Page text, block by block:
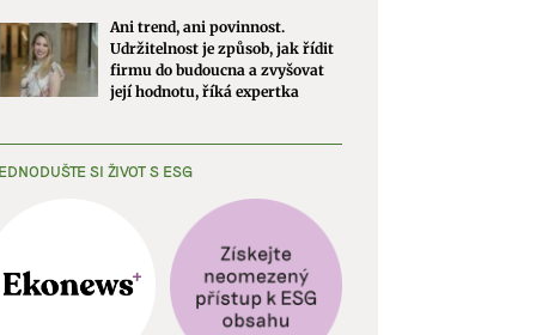
Ani trend, ani povinnost.
Udržitelnost je způsob, jak řídit
firmu do budoucna a zvyšovat
její hodnotu, říká expertka
SI ŽIVOT S ESG